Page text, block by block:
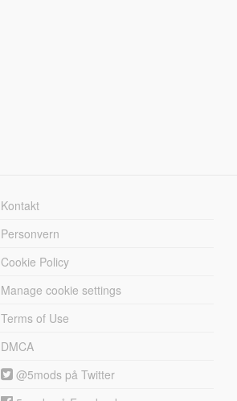
Kontakt
Personvern
Cookie Policy
Manage cookie settings
Terms of Use
DMCA
@5mods på Twitter